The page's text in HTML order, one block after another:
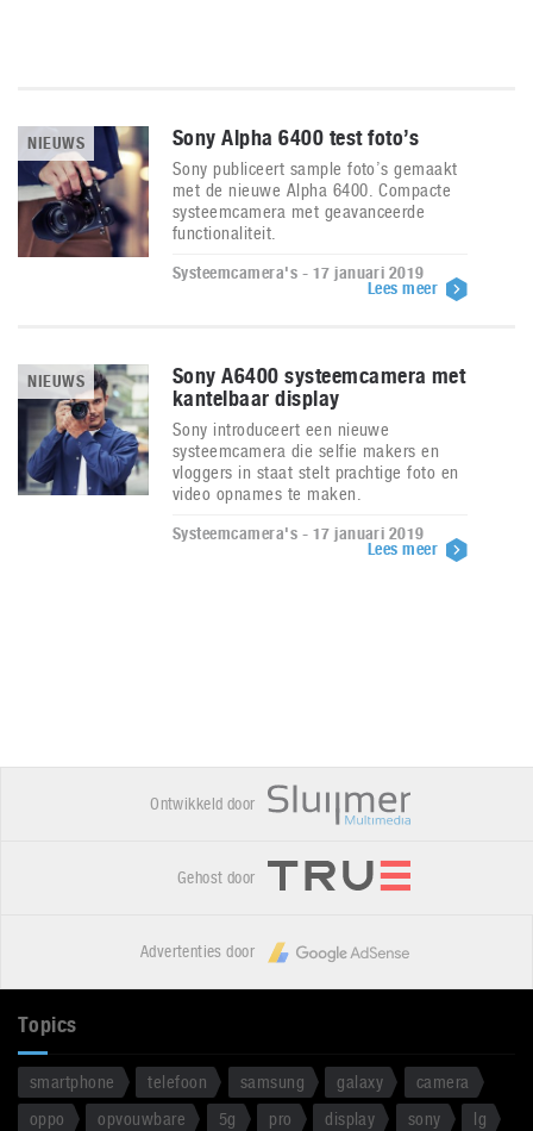
NIEUWS Sony Alpha 6400 test foto’s
Sony publiceert sample foto’s gemaakt
met de nieuwe Alpha 6400. Compacte
systeemcamera met geavanceerde
functionaliteit.
Systeemcamera's - 17 januari 2019
Lees meer
NIEUWS
Sony A6400 systeemcamera met
kantelbaar display
Sony introduceert een nieuwe
systeemcamera die selfie makers en
vloggers in staat stelt prachtige foto en
video opnames te maken.
Systeemcamera's - 17 januari 2019
Lees meer
Ontwikkeld door
Gehost door
Advertenties door
Topics
smartphone telefoon samsung galaxy
camera
oppo
opvouwbare 5g pro display sony
lg